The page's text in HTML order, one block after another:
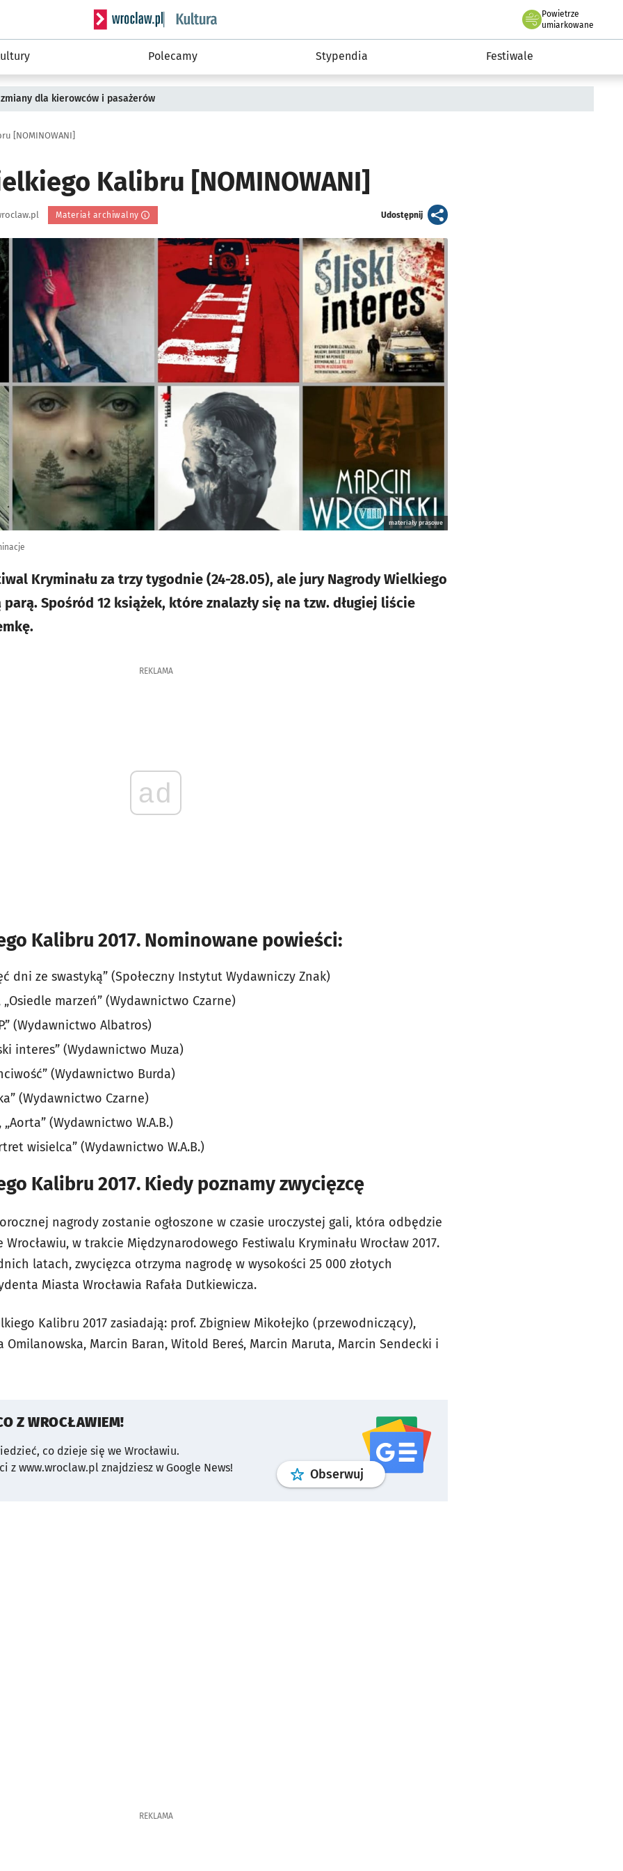
Serwis informacyjny wroclaw.pl podserwis: Kultura
Powietrze
we Wrocławiu
umiarkowane
Polecamy Stypendia Festiwale
dla kierowców i pasażerów
[NOMINOWANI]
Kalibru [NOMINOWANI]
Materiał archiwalny Udostępnijartykuł
materiały prasowe
Kryminału za trzy tygodnie (24-28.05), ale jury Nagrody Wielkiego
Spośród 12 książek, które znalazły się na tzw. długiej liście
REKLAMA
ad
Kalibru 2017. Nominowane powieści:
dni ze swastyką” (Społeczny Instytut Wydawniczy Znak)
marzeń” (Wydawnictwo Czarne)
(Wydawnictwo Albatros)
interes” (Wydawnictwo Muza)
(Wydawnictwo Burda)
(Wydawnictwo Czarne)
(Wydawnictwo W.A.B.)
wisielca” (Wydawnictwo W.A.B.)
Kalibru 2017. Kiedy poznamy zwycięzcę
nagrody zostanie ogłoszone w czasie uroczystej gali, która odbędzie
Wrocławiu, w trakcie Międzynarodowego Festiwalu Kryminału Wrocław 2017.
latach, zwycięzca otrzyma nagrodę w wysokości 25 000 złotych
Miasta Wrocławia Rafała Dutkiewicza.
Kalibru 2017 zasiadają: prof. Zbigniew Mikołejko (przewodniczący),
Omilanowska, Marcin Baran, Witold Bereś, Marcin Maruta, Marcin Sendecki i
Z WROCŁAWIEM!
co dzieje się we Wrocławiu.
z www.wroclaw.pl znajdziesz w Google News!
Obserwuj profilgoogle news
REKLAMA